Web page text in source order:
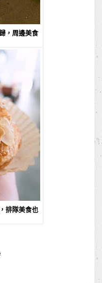
，周邊美食
排隊美食也